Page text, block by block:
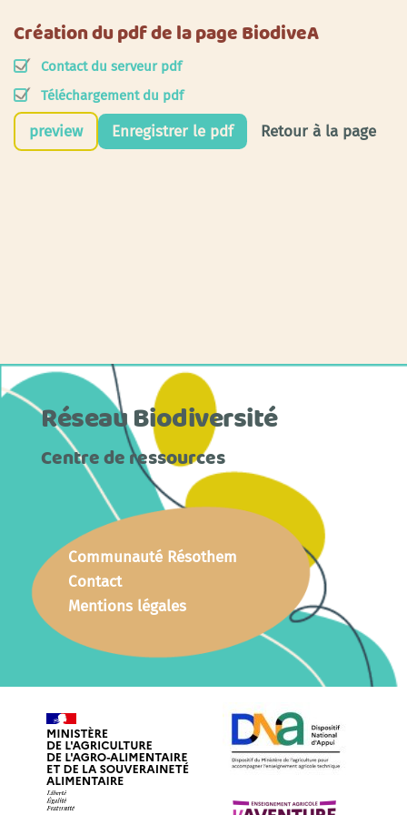
Création du pdf de la page BiodiveA
Contact du serveur pdf
Téléchargement du pdf
preview Enregistrer le pdf Retour à la page
Réseau Biodiversité
Centre de ressources
Communauté Résothem
Contact
Mentions légales